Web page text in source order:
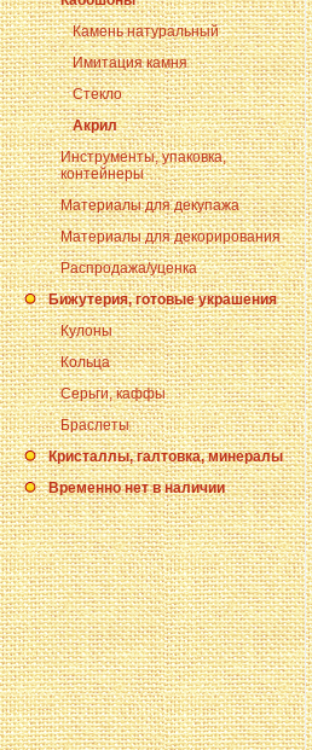
Камень натуральный
Имитация камня
Стекло
Акрил
Инструменты, упаковка,
контейнеры
Материалы для декупажа
Материалы для декорирования
Распродажа/уценка
Бижутерия, готовые украшения
Кулоны
Кольца
Серьги, каффы
Браслеты
Кристаллы, галтовка, минералы
Временно нет в наличии